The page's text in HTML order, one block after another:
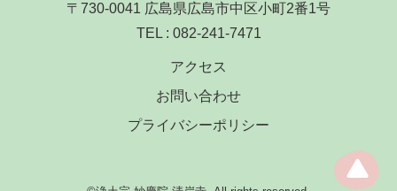
〒730-0041 広島県広島市中区小町2番1号
TEL : 082-241-7471
アクセス
お問い合わせ
プライバシーポリシー